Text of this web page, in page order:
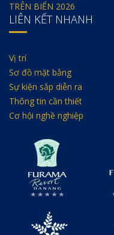
TRÊN BIỂN 2026
LIÊN KẾT NHANH
Vị trí
Sơ đồ mặt bằng
Sự kiện sắp diễn ra
Thông tin cần thiết
Cơ hội nghề nghiệp